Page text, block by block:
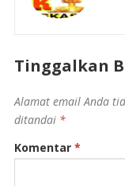
Tinggalkan
Alamat email Anda
ditandai *
Komentar *